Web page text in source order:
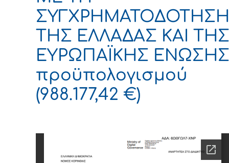
ΣΥΓΧΡΗΜΑΤΟΔΟΤΗΣΗ
ΤΗΣ ΕΛΛΑΔΑΣ ΚΑΙ ΤΗΣ
ΕΥΡΩΠΑΪΚΗΣ ΕΝΩΣΗΣ
προϋπολογισμού
(988.177,42 €)